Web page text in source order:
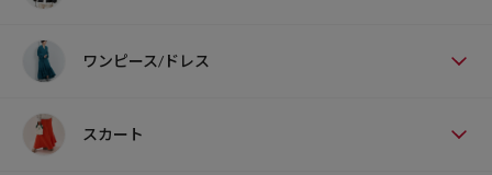
ワンピース/ドレス
スカート